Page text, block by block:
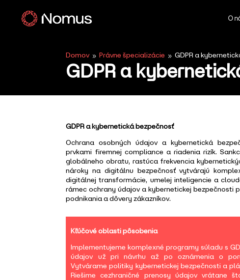
O
Domov 9 Právne špecializácie 9 GDPR a
GDPR a
GDPR a kybernetická bezpečnosť
Ochrana osobných údajov a kybernetická
prvkami firemnej compliance a riadenia rizík.
globálneho obratu, rastúca frekvencia
nároky na digitálnu bezpečnosť vytvárajú
digitálnej transformácie, umelej inteligencie a
rámec ochrany údajov a kybernetickej bezpečnosti
podnikania a dôvery zákazníkov.
Kľúčové oblasti pôsobenia
Implementujeme komplexné programy súladu s
údajov už pri návrhu až po oznámenia o
Vytvárame politiky kybernetickej bezpečnosti a
Riešime cezhraničné prenosy údajov vrátane